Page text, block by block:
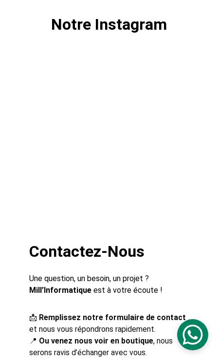
Notre Instagram
Contactez-Nous
Une question, un besoin, un projet ?
Mill’Informatique est à votre écoute !
📩 Remplissez notre formulaire de contact
et nous vous répondrons rapidement.
📍 Ou venez nous voir en boutique, nous
serons ravis d’échanger avec vous.